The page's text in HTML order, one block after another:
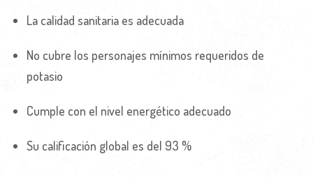
La calidad sanitaria es adecuada
No cubre los personajes mínimos requeridos de
potasio
Cumple con el nivel energético adecuado
Su calificación global es del 93 %